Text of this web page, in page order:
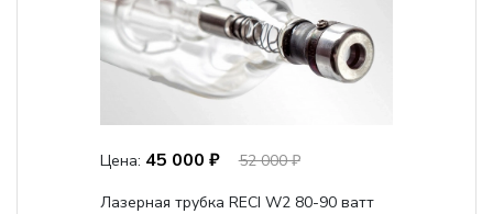
Цена: 45 000 ₽
52 000 ₽
Лазерная трубка RECI W2 80-90 ватт